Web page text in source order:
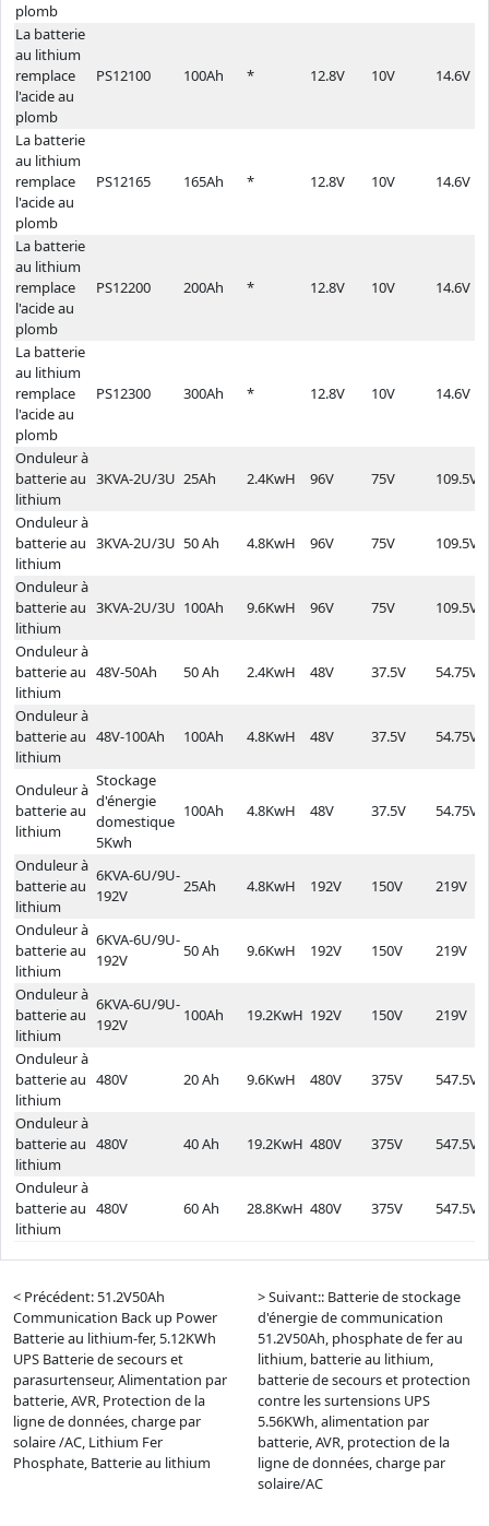
plomb
La batterie
au lithium
remplace
l'acide au
plomb
PS12100 100Ah * 12.8V 10V 14.6V
La batterie
au lithium
remplace
l'acide au
plomb
PS12165 165Ah * 12.8V 10V 14.6V
La batterie
au lithium
remplace
l'acide au
plomb
PS12200 200Ah * 12.8V 10V 14.6V
La batterie
au lithium
remplace
l'acide au
plomb
PS12300 300Ah * 12.8V 10V 14.6V
Onduleur à
batterie au
lithium
3KVA-2U/3U 25Ah 2.4KwH 96V 75V 109.5V
Onduleur à
batterie au
lithium
3KVA-2U/3U 50 Ah 4.8KwH 96V 75V 109.5V
Onduleur à
batterie au
lithium
3KVA-2U/3U 100Ah 9.6KwH 96V 75V 109.5V
Onduleur à
batterie au
lithium
48V-50Ah 50 Ah 2.4KwH 48V 37.5V 54.75V
Onduleur à
batterie au
lithium
48V-100Ah 100Ah 4.8KwH 48V 37.5V 54.75V
Onduleur à
batterie au
lithium
Stockage
d'énergie
domestique
5Kwh
100Ah 4.8KwH 48V 37.5V 54.75V
Onduleur à
batterie au
lithium
6KVA-6U/9U-
192V
25Ah 4.8KwH 192V 150V 219V
Onduleur à
batterie au
lithium
6KVA-6U/9U-
192V
50 Ah 9.6KwH 192V 150V 219V
Onduleur à
batterie au
lithium
6KVA-6U/9U-
192V
100Ah 19.2KwH 192V 150V 219V
Onduleur à
batterie au
lithium
480V 20 Ah 9.6KwH 480V 375V 547.5V
Onduleur à
batterie au
lithium
480V 40 Ah 19.2KwH 480V 375V 547.5V
Onduleur à
batterie au
lithium
480V 60 Ah 28.8KwH 480V 375V 547.5V
< Précédent: 51.2V50Ah
Communication Back up Power
Batterie au lithium-fer, 5.12KWh
UPS Batterie de secours et
parasurtenseur, Alimentation par
batterie, AVR, Protection de la
ligne de données, charge par
solaire /AC, Lithium Fer
Phosphate, Batterie au lithium
> Suivant:: Batterie de stockage
d'énergie de communication
51.2V50Ah, phosphate de fer au
lithium, batterie au lithium,
batterie de secours et protection
contre les surtensions UPS
5.56KWh, alimentation par
batterie, AVR, protection de la
ligne de données, charge par
solaire/AC